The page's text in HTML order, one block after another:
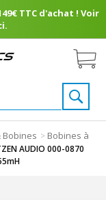
TTC d'achat ! Voir
Bobines > Bobines à
AUDIO 000-0870